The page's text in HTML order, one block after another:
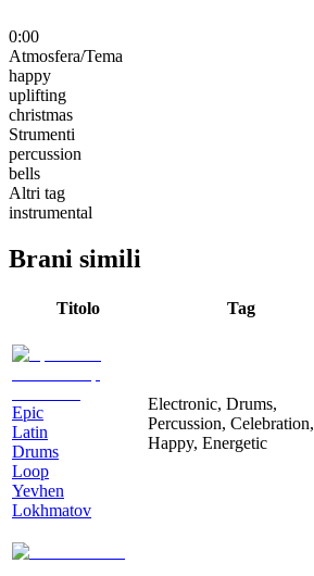
0:00
Atmosfera/Tema
happy
uplifting
christmas
Strumenti
percussion
bells
Altri tag
instrumental
Brani simili
Titolo Tag
Epic
Latin
Drums
Loop
Yevhen
Lokhmatov
Electronic, Drums,
Percussion, Celebration,
Happy, Energetic